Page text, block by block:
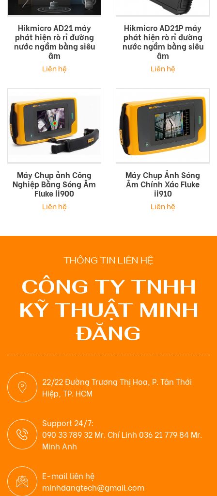
Hikmicro AD21 máy
phát hiện rò rỉ đường
nước ngầm bằng siêu
âm
Liên hệ
Hikmicro AD21P máy
phát hiện rò rỉ đường
nước ngầm bằng siêu
âm
Liên hệ
Máy Chụp ảnh Công
Nghiệp Bằng Sóng Âm
Fluke ii900
Liên hệ
Máy Chụp Ảnh Sóng
Âm Chính Xác Fluke
ii910
Liên hệ
THÔNG TIN LIÊN HỆ
CÔNG TY TNHH
KỸ THUẬT MINH
ĐĂNG
22/22 Đường Trương Thị Hoa, P. Tân Thới
Hiệp, TP. HCM
Support 24/7:
090 33 789 32 Mr. Chí Linh 036 21 779 84 Mr.
Minh Anh
E-mail liên hệ
minhdangtech@gmail.com